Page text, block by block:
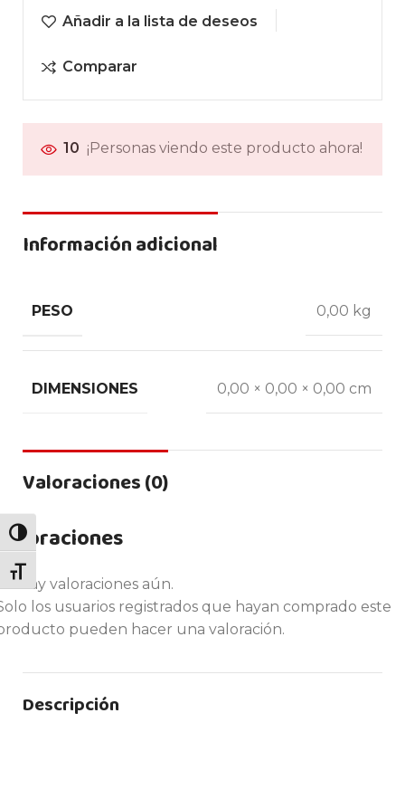
ALTERNAR ALTO CONTRASTE
ALTERNAR TAMAÑO DE LETRA
Añadir a la lista de deseos
Comparar
10 ¡Personas viendo este producto ahora!
Información adicional
PESO 0,00 kg
DIMENSIONES 0,00 × 0,00 × 0,00 cm
Valoraciones (0)
hay valoraciones aún.
los usuarios registrados que hayan comprado este
pueden hacer una valoración.
Descripción